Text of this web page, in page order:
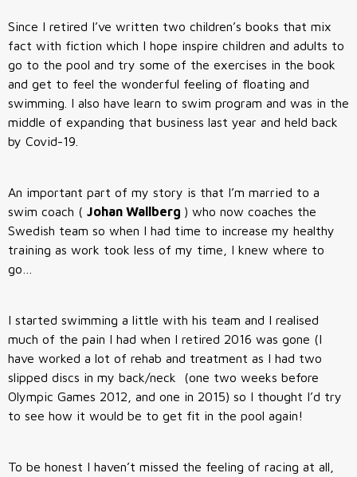
Since I retired I’ve written two children’s books that mix
fact with fiction which I hope inspire children and adults to
go to the pool and try some of the exercises in the book
and get to feel the wonderful feeling of floating and
swimming. I also have learn to swim program and was in the
middle of expanding that business last year and held back
by Covid-19.
An important part of my story is that I’m married to a
swim coach ( Johan Wallberg ) who now coaches the
Swedish team so when I had time to increase my healthy
training as work took less of my time, I knew where to
go…
I started swimming a little with his team and I realised
much of the pain I had when I retired 2016 was gone (I
have worked a lot of rehab and treatment as I had two
slipped discs in my back/neck (one two weeks before
Olympic Games 2012, and one in 2015) so I thought I’d try
to see how it would be to get fit in the pool again!
To be honest I haven’t missed the feeling of racing at all,